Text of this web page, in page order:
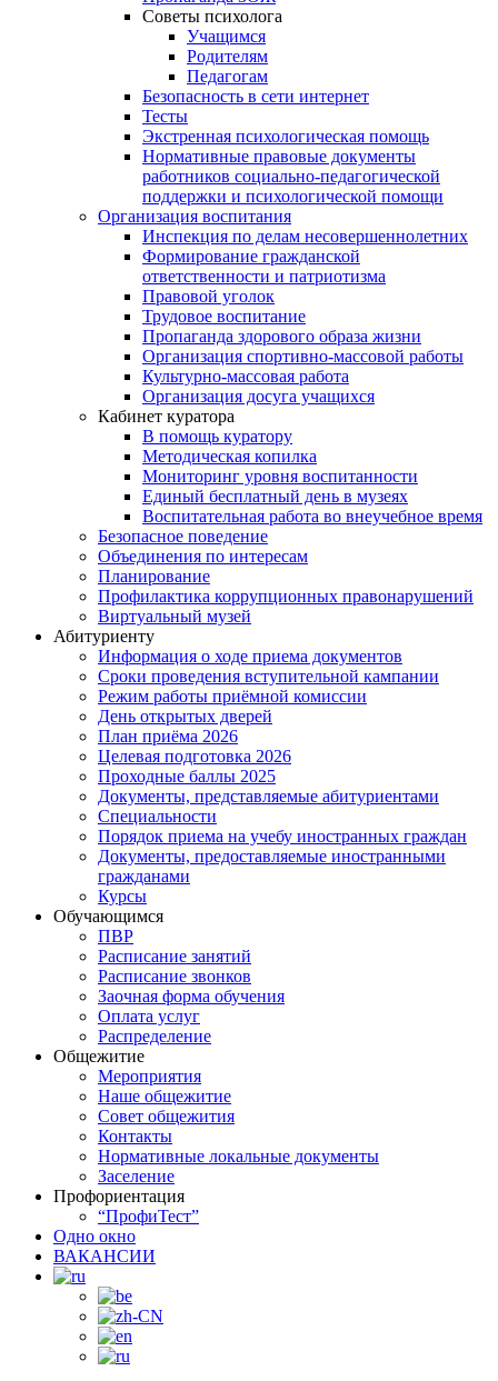
Советы психолога
Учащимся
Родителям
Педагогам
Безопасность в сети интернет
Тесты
Экстренная психологическая помощь
Нормативные правовые документы
работников социально-педагогической
поддержки и психологической помощи
Организация воспитания
Инспекция по делам несовершеннолетних
Формирование гражданской
ответственности и патриотизма
Правовой уголок
Трудовое воспитание
Пропаганда здорового образа жизни
Организация спортивно-массовой работы
Культурно-массовая работа
Организация досуга учащихся
Кабинет куратора
В помощь куратору
Методическая копилка
Мониторинг уровня воспитанности
Единый бесплатный день в музеях
Воспитательная работа во внеучебное время
Безопасное поведение
Объединения по интересам
Планирование
Профилактика коррупционных правонарушений
Виртуальный музей
Абитуриенту
Информация о ходе приема документов
Сроки проведения вступительной кампании
Режим работы приёмной комиссии
День открытых дверей
План приёма 2026
Целевая подготовка 2026
Проходные баллы 2025
Документы, представляемые абитуриентами
Специальности
Порядок приема на учебу иностранных граждан
Документы, предоставляемые иностранными
гражданами
Курсы
Обучающимся
ПВР
Расписание занятий
Расписание звонков
Заочная форма обучения
Оплата услуг
Распределение
Общежитие
Мероприятия
Наше общежитие
Совет общежития
Контакты
Нормативные локальные документы
Заселение
Профориентация
“ПрофиТест”
Одно окно
ВАКАНСИИ